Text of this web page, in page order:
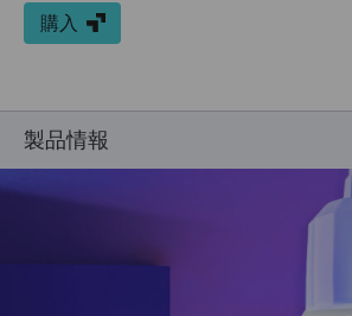
購入
製品情報